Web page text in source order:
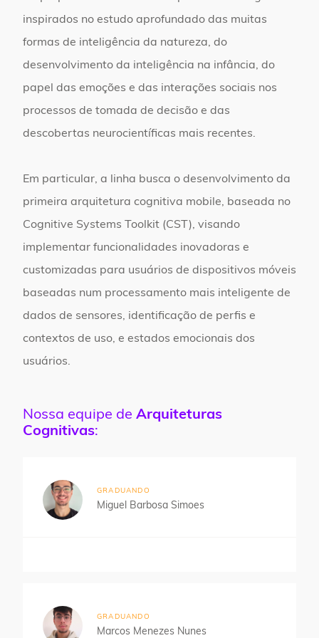
inspirados no estudo aprofundado das muitas
formas de inteligência da natureza, do
desenvolvimento da inteligência na infância, do
papel das emoções e das interações sociais nos
processos de tomada de decisão e das
descobertas neurocientíficas mais recentes.
Em particular, a linha busca o desenvolvimento da
primeira arquitetura cognitiva mobile, baseada no
Cognitive Systems Toolkit (CST), visando
implementar funcionalidades inovadoras e
customizadas para usuários de dispositivos móveis
baseadas num processamento mais inteligente de
dados de sensores, identificação de perfis e
contextos de uso, e estados emocionais dos
usuários.
Nossa equipe de Arquiteturas
Cognitivas:
GRADUANDO
Miguel Barbosa Simoes
GRADUANDO
Marcos Menezes Nunes